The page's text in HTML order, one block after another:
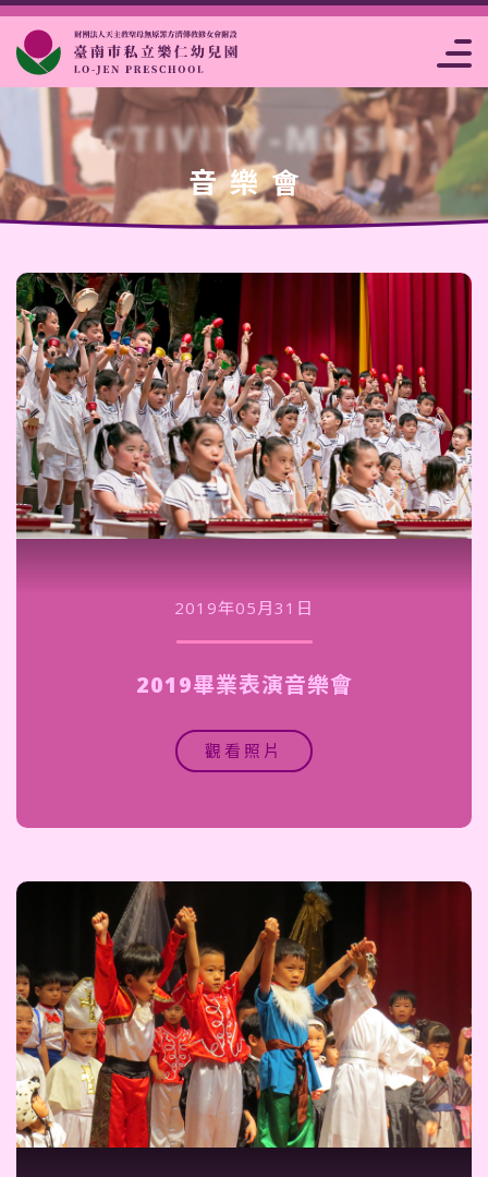
析
賞
注意事
項
報名
表
事
ACTIVITY-MUSIC
音樂會
2019年05月31日
2019畢業表演音樂會
觀看照片